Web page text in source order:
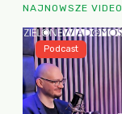
NAJNOWSZE VIDEO
Podcast